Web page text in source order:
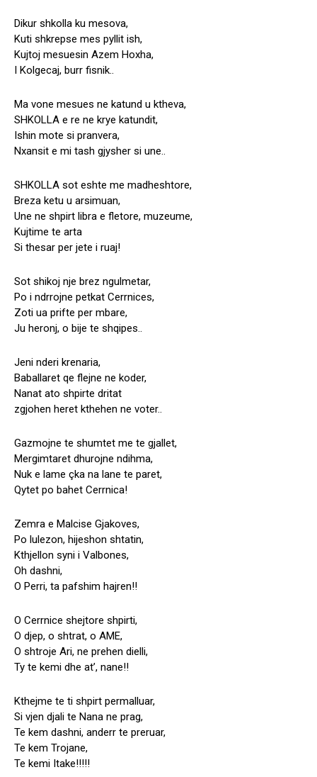
Dikur shkolla ku mesova,
Kuti shkrepse mes pyllit ish,
Kujtoj mesuesin Azem Hoxha,
I Kolgecaj, burr fisnik..
Ma vone mesues ne katund u ktheva,
SHKOLLA e re ne krye katundit,
Ishin mote si pranvera,
Nxansit e mi tash gjysher si une..
SHKOLLA sot eshte me madheshtore,
Breza ketu u arsimuan,
Une ne shpirt libra e fletore, muzeume,
Kujtime te arta
Si thesar per jete i ruaj!
Sot shikoj nje brez ngulmetar,
Po i ndrrojne petkat Cerrnices,
Zoti ua prifte per mbare,
Ju heronj, o bije te shqipes..
Jeni nderi krenaria,
Baballaret qe flejne ne koder,
Nanat ato shpirte dritat
zgjohen heret kthehen ne voter..
Gazmojne te shumtet me te gjallet,
Mergimtaret dhurojne ndihma,
Nuk e lame çka na lane te paret,
Qytet po bahet Cerrnica!
Zemra e Malcise Gjakoves,
Po lulezon, hijeshon shtatin,
Kthjellon syni i Valbones,
Oh dashni,
O Perri, ta pafshim hajren!!
O Cerrnice shejtore shpirti,
O djep, o shtrat, o AME,
O shtroje Ari, ne prehen dielli,
Ty te kemi dhe at’, nane!!
Kthejme te ti shpirt permalluar,
Si vjen djali te Nana ne prag,
Te kem dashni, anderr te preruar,
Te kem Trojane,
Te kemi Itake!!!!!